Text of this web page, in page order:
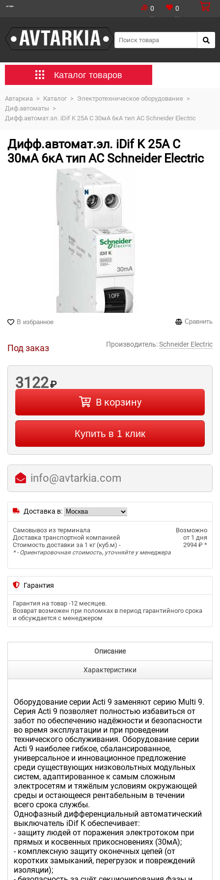
0 0
Каталог товаров
Автаркиа > Каталог > Электротехническое оборудование >
Диф.автоматы >
Дифф.автомат.эл. iDif K 25A C 30мА 6кА тип AC Schneider Electric
Дифф.автомат.эл. iDif K 25A C
30мА 6кА тип AC Schneider Electric
В избранное Сравнить
Под заказ Производитель:Schneider Electric
3122₽
В корзину
Купить в 1 клик
info@avtarkia.com
Доставка в:
Самовывоз из терминала
Возможно
Доставка транспортной компанией
от 1 дня
Стоимость доставки за 1 кг (куб.м) -
2994 ₽ *
* - Ориентировочная стоимость, уточняйте у менеджера
Гарантия
Гарантия на товар -12 месяцев.
Возврат возможен при поломках в период гарантийного срока
и обсуждается с менеджером
Описание
Характеристики
Оборудование серии Acti 9 заменяют серию Multi 9.
Серия Acti 9 позволяет полностью избавиться от
забот по обеспечению надёжности и безопасности
во время эксплуатации и при проведении
технического обслуживания. Оборудование серии
Acti 9 наиболее гибкое, сбалансированное,
универсальное и инновационное предложение
среди существующих низковольтных модульных
систем, адаптированное к самым сложным
электросетям и тяжёлым условиям окружающей
среды и остающееся рентабельным в течении
всего срока службы.
Однофазный дифференциальный автоматический
выключатель iDif K обеспечивает:
- защиту людей от поражения электротоком при
прямых и косвенных прикосновениях (30мА);
- комплексную защиту оконечных цепей (от
коротких замыканий, перегрузок и повреждений
изоляции);